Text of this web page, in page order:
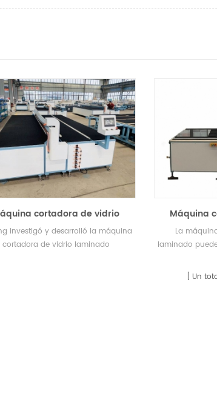
cortadora de vidrio
合わせガラス切断機 접합 유
리 절단기
investigó y desarrolló la máquina
cortadora de vidrio laminado
Máquina
La
laminado
Un